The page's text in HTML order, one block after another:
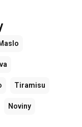
Tiramisu
Noviny